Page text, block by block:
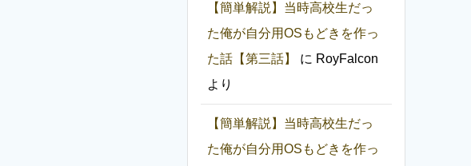
【簡単解説】当時高校生だっ
た俺が自分用OSもどきを作っ
た話【第三話】
に RoyFalcon
より
【簡単解説】当時高校生だっ
た俺が自分用OSもどきを作っ